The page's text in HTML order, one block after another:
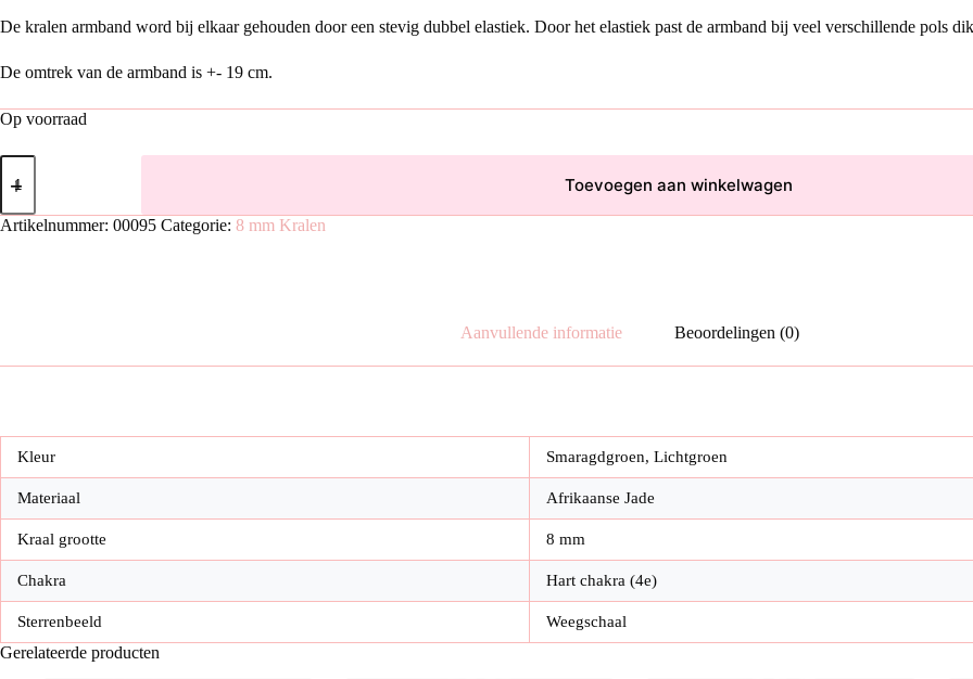
De kralen armband word bij elkaar gehouden door een stevig dubbel elastiek. Door het elastiek past de armband bij veel verschillende pols
De omtrek van de armband is +- 19 cm.
Op voorraad
Jade
Afrikaans
mm
kralen)
Toevoegen aan winkelwagen
Artikelnummer: 00095 Categorie: 8 mm Kralen
Aanvullende informatie Beoordelingen (0)
Kleur Smaragdgroen, Lichtgroen
Materiaal Afrikaanse Jade
Kraal grootte 8 mm
Chakra Hart chakra (4e)
Sterrenbeeld Weegschaal
Gerelateerde producten